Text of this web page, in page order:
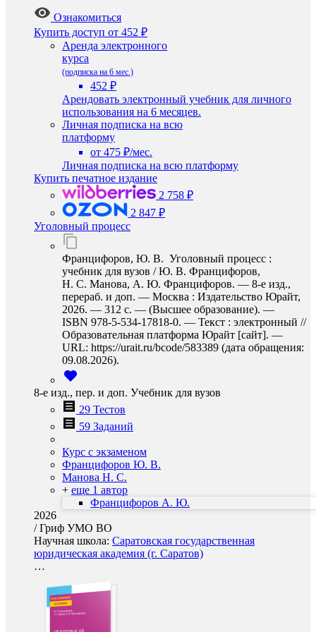
Ознакомиться
Купить доступ от 452 ₽
Аренда электронного
курса
(подписка на 6 мес.)
452 ₽
Арендовать электронный учебник для личного
использования на 6 месяцев.
Личная подписка на всю
платформу
от 475 ₽/мес.
Личная подписка на всю платформу
Купить печатное издание
2 758 ₽
2 847 ₽
Уголовный процесс
Францифоров, Ю. В. Уголовный процесс :
учебник для вузов / Ю. В. Францифоров,
Н. С. Манова, А. Ю. Францифоров. — 8-е изд.,
перераб. и доп. — Москва : Издательство Юрайт,
2026. — 312 с. — (Высшее образование). —
ISBN 978-5-534-17818-0. — Текст : электронный //
Образовательная платформа Юрайт [сайт]. —
URL: https://urait.ru/bcode/583389 (дата обращения:
09.08.2026).
8-е изд., пер. и доп. Учебник для вузов
29 Тестов
59 Заданий
Курс с экзаменом
Францифоров Ю. В.
Манова Н. С.
+ еще 1 автор
Францифоров А. Ю.
2026
/Гриф УМО ВО
Научная школа: Саратовская государственная
юридическая академия (г. Саратов)
…